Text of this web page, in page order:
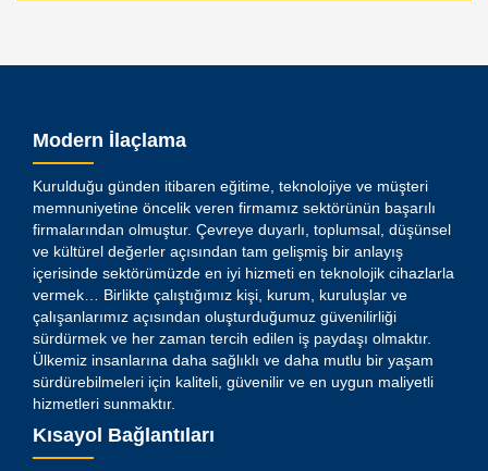
Modern İlaçlama
Kurulduğu günden itibaren eğitime, teknolojiye ve müşteri
memnuniyetine öncelik veren firmamız sektörünün başarılı
firmalarından olmuştur. Çevreye duyarlı, toplumsal, düşünsel
ve kültürel değerler açısından tam gelişmiş bir anlayış
içerisinde sektörümüzde en iyi hizmeti en teknolojik cihazlarla
vermek… Birlikte çalıştığımız kişi, kurum, kuruluşlar ve
çalışanlarımız açısından oluşturduğumuz güvenilirliği
sürdürmek ve her zaman tercih edilen iş paydaşı olmaktır.
Ülkemiz insanlarına daha sağlıklı ve daha mutlu bir yaşam
sürdürebilmeleri için kaliteli, güvenilir ve en uygun maliyetli
hizmetleri sunmaktır.
Kısayol Bağlantıları